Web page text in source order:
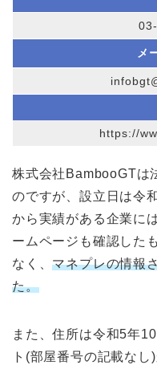
メ
https://
株式会社BambooGTは
のですが、設立日は令
から実績がある企業に
ームページも確認した
なく、マネプレの情報
た。
また、住所は令和5年
ト(部屋番号の記載な